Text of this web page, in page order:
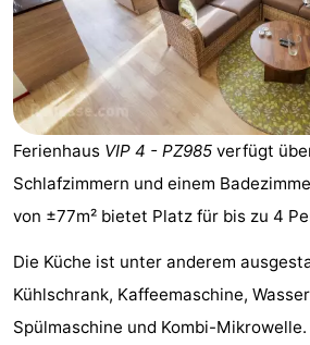
Port
Greve
-
Zeeuwse
Kust
Campingplätze
Ferienhäuser
-
Buitenheem
-
De
Oase
-
Duinoord
-
Ferienhaus VIP 4 - PZ985 verfügt
Schlafzimmern und einem
von ±77m² bietet Platz für bis zu 4
Die Küche ist unter anderem
Kühlschrank, Kaffeemaschine,
Spülmaschine und Kombi-Mikrowelle.